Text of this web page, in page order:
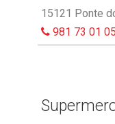
15121 Ponte
981 73 01 05